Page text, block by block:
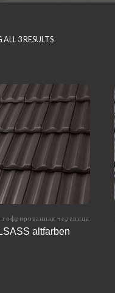
3 RESULTS
гофрированная черепица
altfarben